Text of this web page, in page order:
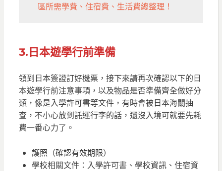
區所需學費、住宿費、生活費總整理！
3.日本遊學行前準備
領到日本簽證訂好機票，接下來請再次確認以下的日
本遊學行前注意事項，以及物品是否準備齊全做好分
類，像是入學許可書等文件，有時會被日本海關抽
查，不小心放到託運行李的話，還沒入境可就要先耗
費一番心力了。
護照（確認有效期限）
學校相關文件：入學許可書、學校資訊、住宿資